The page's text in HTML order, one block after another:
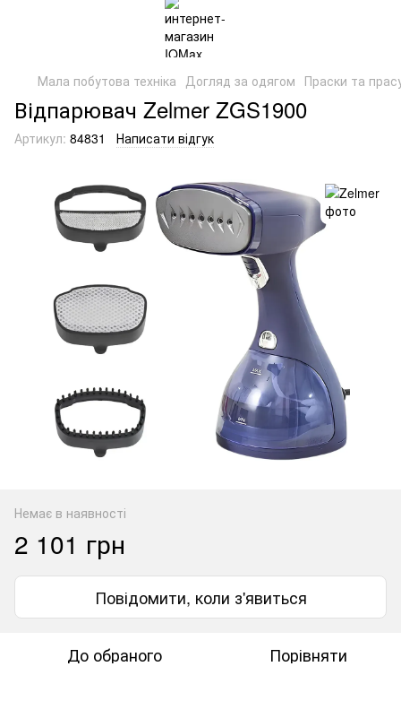
Мала побутова техніка Догляд за одягом Праски та
Відпарювач Zelmer ZGS1900
Артикул: 84831 Написати відгук
Немає в наявності
2 101 грн
Повідомити, коли з'явиться
До обраного Порівняти